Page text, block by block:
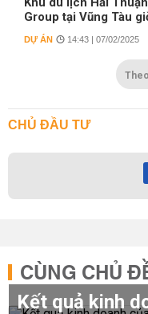
Group tại Vũng Tàu
DỰ ÁN 14:43 | 07/02/2025
Theo
CHỦ ĐẦU TƯ
CÙNG CHỦ
Kết quả kinh